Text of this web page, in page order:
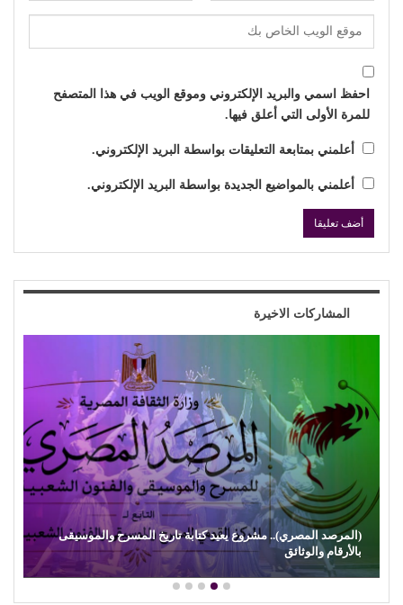
احفظ اسمي والبريد الإلكتروني وموقع الويب في هذا المتصفح
للمرة الأولى التي أعلق فيها.
أعلمني بمتابعة التعليقات بواسطة البريد الإلكتروني.
أعلمني بالمواضيع الجديدة بواسطة البريد الإلكتروني.
المشاركات الاخيرة
حين ماتت الحكاية.. الفن المصري يفقد قدرته على صناعة الهوية
الوطنية (1)